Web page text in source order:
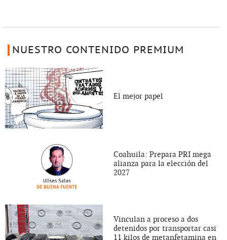
NUESTRO CONTENIDO PREMIUM
El mejor papel
Coahuila: Prepara PRI mega
alianza para la elección del
2027
Vinculan a proceso a dos
detenidos por transportar casi
11 kilos de metanfetamina en